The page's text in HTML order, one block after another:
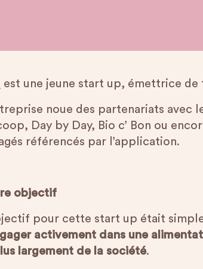
est une jeune start up, émettrice de
noue des partenariats avec
Day by Day, Bio c’ Bon ou
référencés par l’application.
objectif
pour cette start up était
activement dans une
largement de la société.